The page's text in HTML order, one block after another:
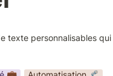
texte personnalisables